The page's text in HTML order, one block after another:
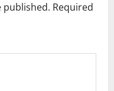
published. Required